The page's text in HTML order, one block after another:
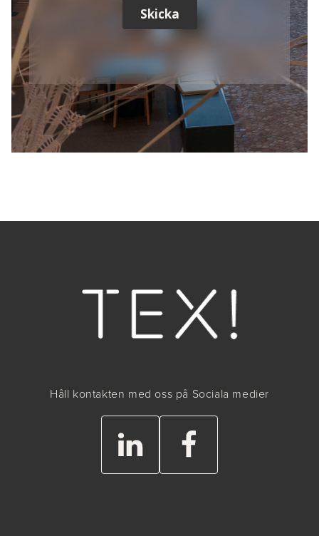
Håll kontakten med oss på Sociala medier